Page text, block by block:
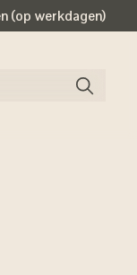
(op werkdagen)